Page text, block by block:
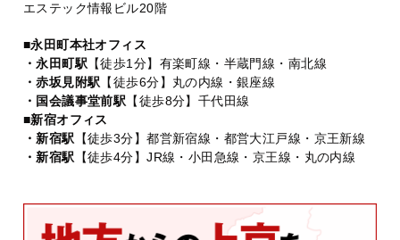
エステック情報ビル20階
■永田町本社オフィス
・永田町駅 【徒歩1分】有楽町線・半蔵門線・南北線
・赤坂見附駅 【徒歩6分】丸の内線・銀座線
・国会議事堂前駅 【徒歩8分】千代田線
■新宿オフィス
・新宿駅 【徒歩3分】都営新宿線・都営大江戸線・京王新線
・新宿駅 【徒歩4分】JR線・小田急線・京王線・丸の内線